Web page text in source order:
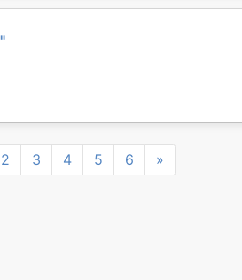
"
2 3 4 5 6 »